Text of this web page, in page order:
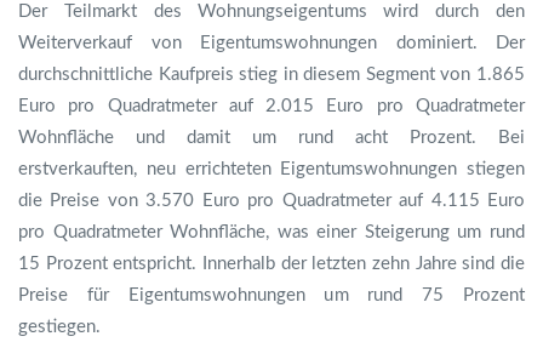
Der Teilmarkt des Wohnungseigentums wird durch den
Weiterverkauf von Eigentumswohnungen dominiert. Der
durchschnittliche Kaufpreis stieg in diesem Segment von 1.865
Euro pro Quadratmeter auf 2.015 Euro pro Quadratmeter
Wohnfläche und damit um rund acht Prozent. Bei
erstverkauften, neu errichteten Eigentumswohnungen stiegen
die Preise von 3.570 Euro pro Quadratmeter auf 4.115 Euro
pro Quadratmeter Wohnfläche, was einer Steigerung um rund
15 Prozent entspricht. Innerhalb der letzten zehn Jahre sind die
Preise für Eigentumswohnungen um rund 75 Prozent
gestiegen.